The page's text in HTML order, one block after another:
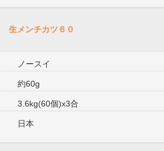
生メンチカツ６０
ノースイ
約60g
3.6kg(60個)x3合
日本